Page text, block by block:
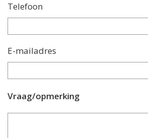
Telefoon
E-mailadres
Vraag/opmerking